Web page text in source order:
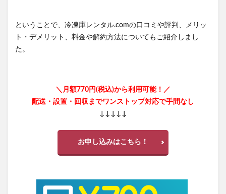
ということで、冷凍庫レンタル.comの口コミや評判、メリッ
ト・デメリット、料金や解約方法についてもご紹介しまし
た。
＼月額770円(税込)から利用可能！／
配送・設置・回収までワンストップ対応で手間なし
↓↓↓↓↓
お申し込みはこちら！